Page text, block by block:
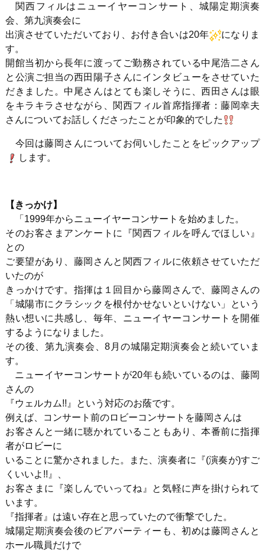
関西フィルはニューイヤーコンサート、城陽定期演奏
会、第九演奏会に
出演させていただいており、お付き合いは20年
になりま
す。
開館当初から長年に渡ってご勤務されている中尾浩二さん
と公演ご担当の西田陽子さんにインタビューをさせていた
だきました。中尾さんはとても楽しそうに、西田さんは眼
をキラキラさせながら、関西フィル首席指揮者：藤岡幸夫
さんについてお話しくださったことが印象的でした
今回は藤岡さんについてお伺いしたことをピックアップ
します。
【きっかけ】
「1999年からニューイヤーコンサートを始めました。
そのお客さまアンケートに『関西フィルを呼んでほしい』
との
ご要望があり、藤岡さんと関西フィルに依頼させていただ
いたのが
きっかけです。指揮は１回目から藤岡さんで、藤岡さんの
「城陽市にクラシックを根付かせないといけない」という
熱い想いに共感し、毎年、ニューイヤーコンサートを開催
するようになりました。
その後、第九演奏会、8月の城陽定期演奏会と続いていま
す。
ニューイヤーコンサートが20年も続いているのは、藤岡
さんの
『ウェルカム!!』という対応のお蔭です。
例えば、コンサート前のロビーコンサートを藤岡さんは
お客さんと一緒に聴かれていることもあり、本番前に指揮
者がロビーに
いることに驚かされました。また、演奏者に『(演奏が)すご
くいいよ!!』、
お客さまに『楽しんでいってね』と気軽に声を掛けられて
います。
『指揮者』は遠い存在と思っていたので衝撃でした。
城陽定期演奏会後のビアパーティーも、初めは藤岡さんと
ホール職員だけで